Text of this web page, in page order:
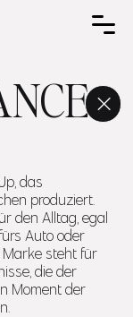
das
produziert.
den Alltag, egal
Auto oder
Marke steht für
die der
Moment der